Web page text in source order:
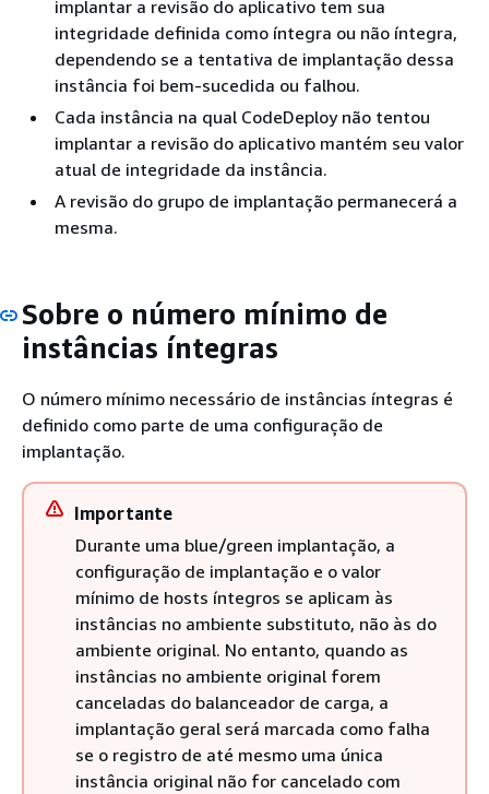
implantar a revisão do aplicativo tem sua
integridade definida como íntegra ou não íntegra,
dependendo se a tentativa de implantação dessa
instância foi bem-sucedida ou falhou.
Cada instância na qual CodeDeploy não tentou
implantar a revisão do aplicativo mantém seu valor
atual de integridade da instância.
A revisão do grupo de implantação permanecerá a
mesma.
Sobre o número mínimo de
instâncias íntegras
O número mínimo necessário de instâncias íntegras é
definido como parte de uma configuração de
implantação.
Importante
Durante uma blue/green implantação, a
configuração de implantação e o valor
mínimo de hosts íntegros se aplicam às
instâncias no ambiente substituto, não às do
ambiente original. No entanto, quando as
instâncias no ambiente original forem
canceladas do balanceador de carga, a
implantação geral será marcada como falha
se o registro de até mesmo uma única
instância original não for cancelado com